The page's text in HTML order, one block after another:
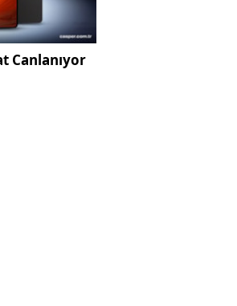
Canlanıyor